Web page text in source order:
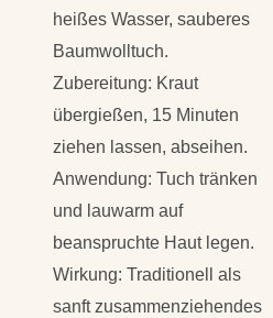
heißes Wasser, sauberes
Baumwolltuch.
Zubereitung: Kraut
übergießen, 15 Minuten
ziehen lassen, abseihen.
Anwendung: Tuch tränken
und lauwarm auf
beanspruchte Haut legen.
Wirkung: Traditionell als
sanft zusammenziehendes